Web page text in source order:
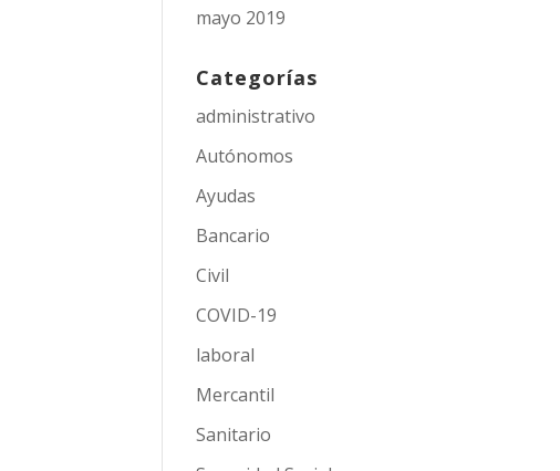
mayo 2019
Categorías
administrativo
Autónomos
Ayudas
Bancario
Civil
COVID-19
laboral
Mercantil
Sanitario